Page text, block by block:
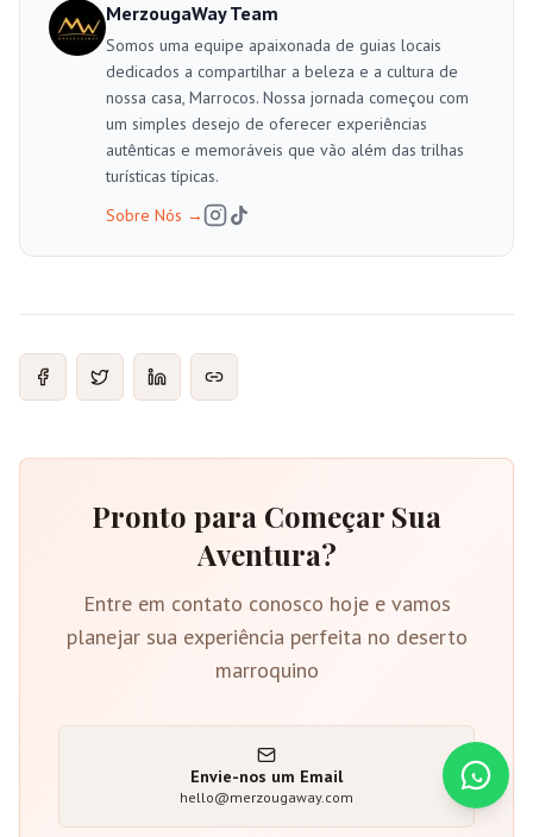
MerzougaWay Team
Somos uma equipe apaixonada de guias locais
dedicados a compartilhar a beleza e a cultura de
nossa casa, Marrocos. Nossa jornada começou com
um simples desejo de oferecer experiências
autênticas e memoráveis que vão além das trilhas
turísticas típicas.
Sobre Nós →
Pronto para Começar Sua
Aventura?
Entre em contato conosco hoje e vamos
planejar sua experiência perfeita no deserto
marroquino
Envie-nos um Email
hello@merzougaway.com